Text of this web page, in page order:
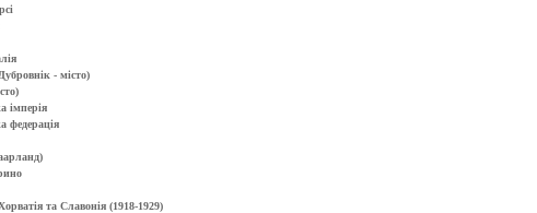
- місто)
імперія
федерація
та Славонія (1918-1929)